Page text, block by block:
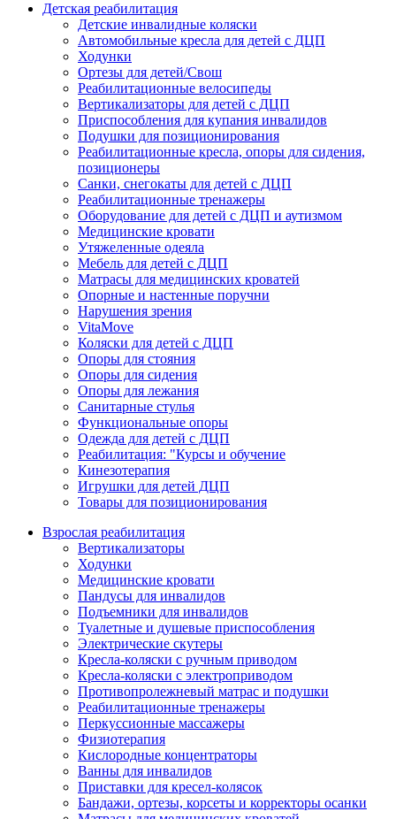
Детская реабилитация
Детские инвалидные коляски
Автомобильные кресла для детей с ДЦП
Ходунки
Ортезы для детей/Свош
Реабилитационные велосипеды
Вертикализаторы для детей с ДЦП
Приспособления для купания инвалидов
Подушки для позиционирования
Реабилитационные кресла, опоры для сидения,
позиционеры
Санки, снегокаты для детей с ДЦП
Реабилитационные тренажеры
Оборудование для детей с ДЦП и аутизмом
Медицинские кровати
Утяжеленные одеяла
Мебель для детей с ДЦП
Матрасы для медицинских кроватей
Опорные и настенные поручни
Нарушения зрения
VitaMove
Коляски для детей с ДЦП
Опоры для стояния
Опоры для сидения
Опоры для лежания
Санитарные стулья
Функциональные опоры
Одежда для детей с ДЦП
Реабилитация: "Курсы и обучение
Кинезотерапия
Игрушки для детей ДЦП
Товары для позиционирования
Взрослая реабилитация
Вертикализаторы
Ходунки
Медицинские кровати
Пандусы для инвалидов
Подъемники для инвалидов
Туалетные и душевые приспособления
Электрические скутеры
Кресла-коляски с ручным приводом
Кресла-коляски с электроприводом
Противопролежневый матрас и подушки
Реабилитационные тренажеры
Перкуссионные массажеры
Физиотерапия
Кислородные концентраторы
Ванны для инвалидов
Приставки для кресел-колясок
Бандажи, ортезы, корсеты и корректоры осанки